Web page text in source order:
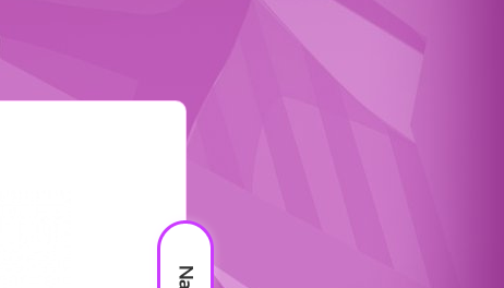
materiał